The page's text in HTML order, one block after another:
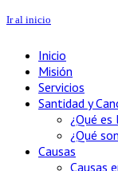
Ir al inicio
Inicio
Misión
Servicios
Santidad y
¿Qué es
¿Qué
Causas
Causas